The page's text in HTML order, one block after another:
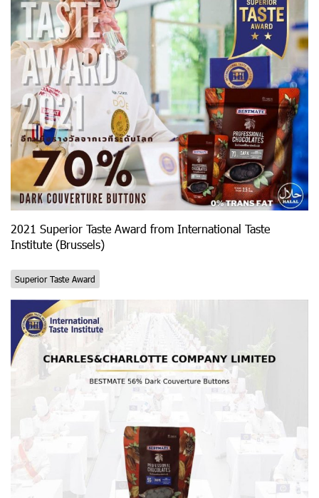
2021 Superior Taste Award from International Taste
Institute (Brussels)
Superior Taste Award